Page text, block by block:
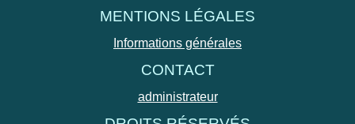
MENTIONS LÉGALES
Informations générales
CONTACT
administrateur